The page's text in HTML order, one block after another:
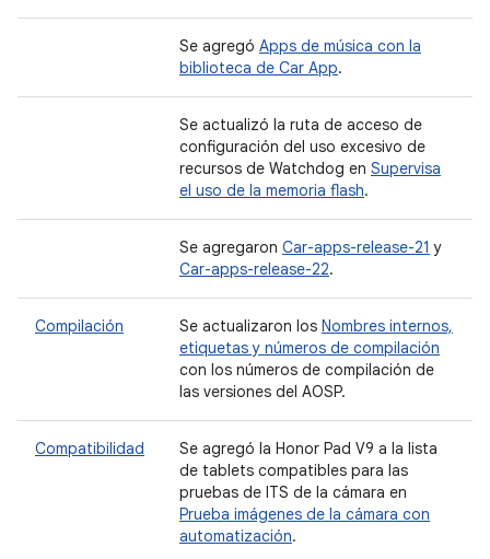
Se agregó Apps de música con la
biblioteca de Car App.
Se actualizó la ruta de acceso de
configuración del uso excesivo de
recursos de Watchdog en Supervisa
el uso de la memoria flash.
Se agregaron Car-apps-release-21 y
Car-apps-release-22.
Compilación Se actualizaron los Nombres internos,
etiquetas y números de compilación
con los números de compilación de
las versiones del AOSP.
Compatibilidad
Se agregó la Honor Pad V9 a la lista
de tablets compatibles para las
pruebas de ITS de la cámara en
Prueba imágenes de la cámara con
automatización.